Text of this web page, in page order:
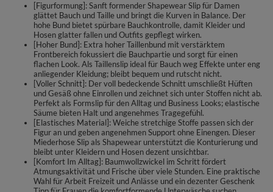
[Figurformung]: Sanft formender Shapewear Slip für Damen
glättet Bauch und Taille und bringt die Kurven in Balance. Der
hohe Bund bietet spürbare Bauchkontrolle, damit Kleider und
Hosen glatter fallen und Outfits gepflegt wirken.
[Hoher Bund]: Extra hoher Taillenbund mit verstärktem
Frontbereich fokussiert die Bauchpartie und sorgt für einen
flachen Look. Als Taillenslip ideal für Bauch weg Effekte unter eng
anliegender Kleidung; bleibt bequem und rutscht nicht.
[Voller Schnitt]: Der voll bedeckende Schnitt umschließt Hüften
und Gesäß ohne Einrollen und zeichnet sich unter Stoffen nicht ab.
Perfekt als Formslip für den Alltag und Business Looks; elastische
Säume bieten Halt und angenehmes Tragegefühl.
[Elastisches Material]: Weiche stretchige Stoffe passen sich der
Figur an und geben angenehmen Support ohne Einengen. Dieser
Miederhose Slip als Shapewear unterstützt die Konturierung und
bleibt unter Kleidern und Hosen dezent unsichtbar.
[Komfort Im Alltag]: Baumwollzwickel im Schritt fördert
Atmungsaktivität und Frische über viele Stunden. Eine praktische
Wahl für Arbeit Freizeit und Anlässe und ein dezenter Geschenk